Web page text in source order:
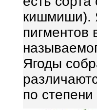
кишмиши).
пигментов
Ягоды
по